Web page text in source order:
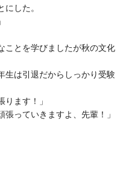
した。
ことを学びましたが秋の文化
生は引退だからしっかり受験
ます！」
っていきますよ、先輩！」